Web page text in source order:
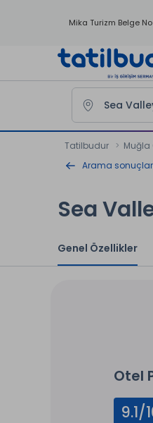
Mika Turizm Belge
Tatilbudur Muğla
Arama
Sea
Genel Özellikler
Otel
9.1/